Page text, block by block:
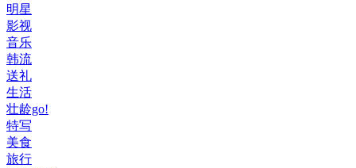
明星
影视
音乐
韩流
送礼
生活
壮龄go!
特写
美食
旅行